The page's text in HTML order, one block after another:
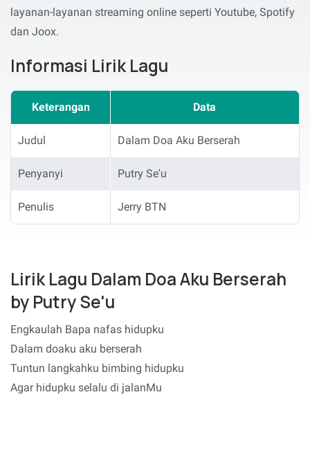
layanan-layanan streaming online seperti Youtube, Spotify
dan Joox.
Informasi Lirik Lagu
Keterangan Data
Judul Dalam Doa Aku Berserah
Penyanyi Putry Se'u
Penulis Jerry BTN
Lirik Lagu Dalam Doa Aku Berserah
by Putry Se'u
Engkaulah Bapa nafas hidupku
Dalam doaku aku berserah
Tuntun langkahku bimbing hidupku
Agar hidupku selalu di jalanMu